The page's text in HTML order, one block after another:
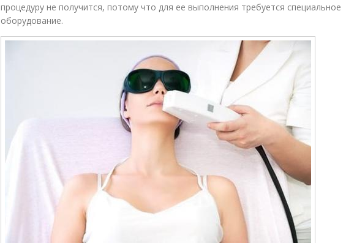
процедуру не получится, потому что для ее выполнения требуется специальное
оборудование.